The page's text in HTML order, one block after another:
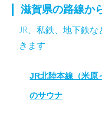
滋賀県の路線か
JR、私鉄、地下鉄
きます
JR北陸本線（米原
のサウナ